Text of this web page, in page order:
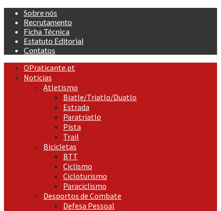
Skip
content
Sobre nós
Recrutamento
Ficha Técnica
Estatuto Editorial
Contatos
Primary
Menu
OPraticante.pt
Noticias
Atletismo
Biatle/Triatlo/Duatlo
Estrada
Paratriatlo
Pista
Trail
Bicicletas
BTT
Ciclismo
Cicloturismo
Paraciclismo
Desportos de Combate
Defesa Pessoal